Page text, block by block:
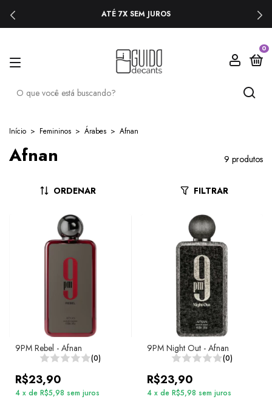
ATÉ 7X SEM JUROS
0
Início > Femininos > Árabes > Afnan
Afnan 9 produtos
ORDENAR FILTRAR
9PM Rebel - Afnan
(0)
R$23,90
4 x de R$5,98 sem juros
9PM Night Out - Afnan
(0)
R$23,90
4 x de R$5,98 sem juros